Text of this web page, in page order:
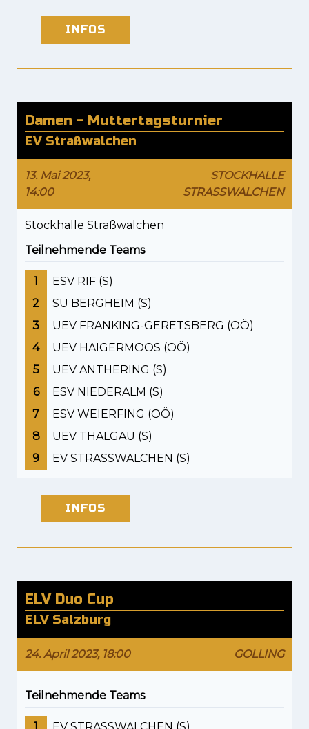
INFOS
Damen - Muttertagsturnier
EV Straßwalchen
13. Mai 2023,
14:00
STOCKHALLE
STRASSWALCHEN
Stockhalle Straßwalchen
Teilnehmende Teams
1
ESV RIF (S)
2
SU BERGHEIM (S)
3
UEV FRANKING-GERETSBERG (OÖ)
4
UEV HAIGERMOOS (OÖ)
5
UEV ANTHERING (S)
6
ESV NIEDERALM (S)
7
ESV WEIERFING (OÖ)
8
UEV THALGAU (S)
9
EV STRASSWALCHEN (S)
INFOS
ELV Duo Cup
ELV Salzburg
24. April 2023, 18:00 GOLLING
Teilnehmende Teams